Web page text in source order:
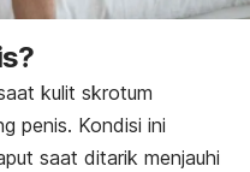
?
kulit skrotum
penis. Kondisi ini
saat ditarik menjauhi